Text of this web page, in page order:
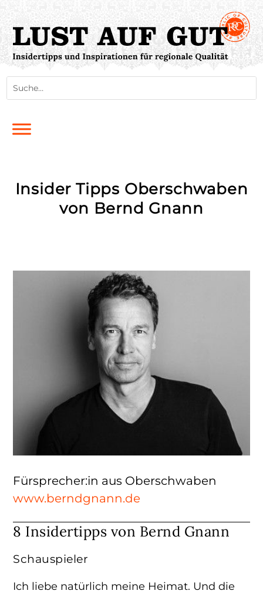
Insider Tipps Oberschwaben
von Bernd Gnann
8 Insidertipps von Bernd Gnann
Schauspieler
Ich liebe natürlich meine Heimat. Und die
Fürsprecher:in aus Oberschwaben
www.berndgnann.de